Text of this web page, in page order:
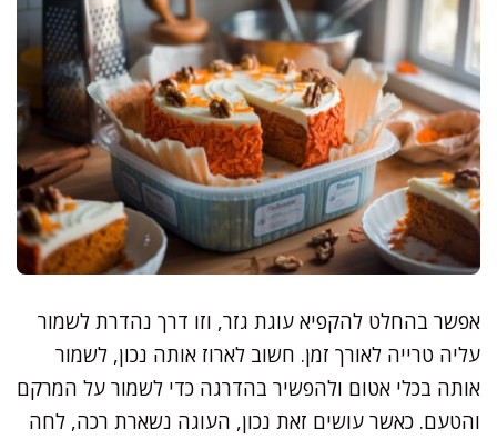
אפשר בהחלט להקפיא עוגת גזר, וזו דרך נהדרת לשמור
עליה טרייה לאורך זמן. חשוב לארוז אותה נכון, לשמור
אותה בכלי אטום ולהפשיר בהדרגה כדי לשמור על המרקם
והטעם. כאשר עושים זאת נכון, העוגה נשארת רכה, לחה